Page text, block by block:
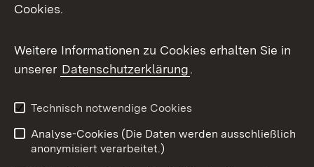
X / Twitter
Youtube
Impressum
Kontakt
Cookies.
Weitere Informationen zu Cookies erhalten Sie in
unserer Datenschutzerklärung.
Technisch notwendige Cookies
Analyse-Cookies (Die Daten werden ausschließlich
anonymisiert verarbeitet.)